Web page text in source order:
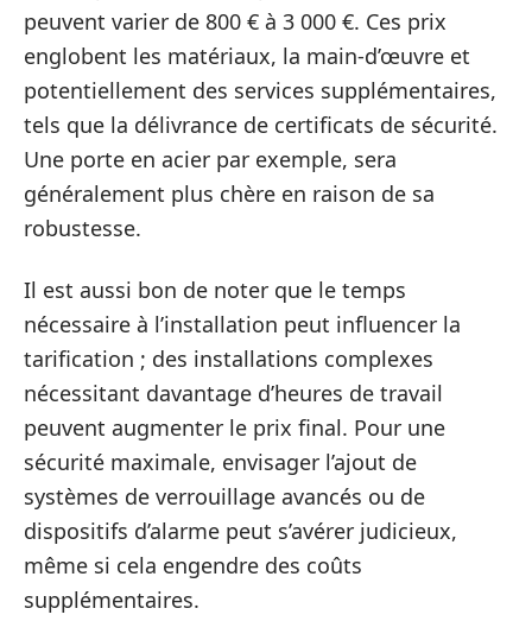
peuvent varier de 800 € à 3 000 €. Ces prix
englobent les matériaux, la main-d’œuvre et
potentiellement des services supplémentaires,
tels que la délivrance de certificats de sécurité.
Une porte en acier par exemple, sera
généralement plus chère en raison de sa
robustesse.
Il est aussi bon de noter que le temps
nécessaire à l’installation peut influencer la
tarification ; des installations complexes
nécessitant davantage d’heures de travail
peuvent augmenter le prix final. Pour une
sécurité maximale, envisager l’ajout de
systèmes de verrouillage avancés ou de
dispositifs d’alarme peut s’avérer judicieux,
même si cela engendre des coûts
supplémentaires.